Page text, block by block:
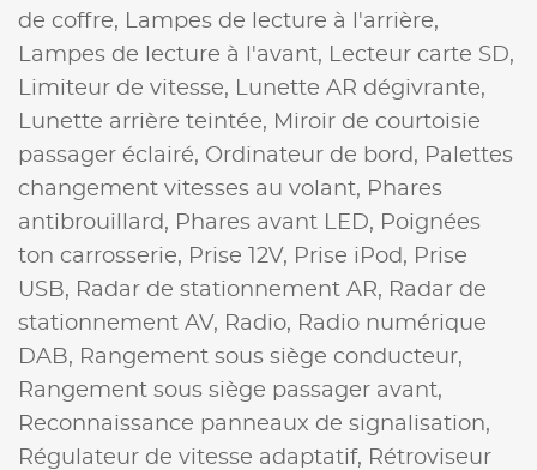
de coffre,
Lampes de lecture à l'arrière,
Lampes de lecture à l'avant,
Lecteur carte SD,
Limiteur de vitesse,
Lunette AR dégivrante,
Lunette arrière teintée, Miroir de courtoisie
passager éclairé, Ordinateur de bord, Palettes
changement vitesses au volant, Phares
antibrouillard, Phares avant LED, Poignées
ton carrosserie, Prise 12V, Prise iPod, Prise
USB, Radar de stationnement AR, Radar de
stationnement AV, Radio, Radio numérique
DAB, Rangement sous siège conducteur,
Rangement sous siège passager avant,
Reconnaissance panneaux de signalisation,
Régulateur de vitesse adaptatif, Rétroviseur